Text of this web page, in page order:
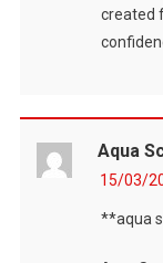
created
Aqua
15/03/
**aqua